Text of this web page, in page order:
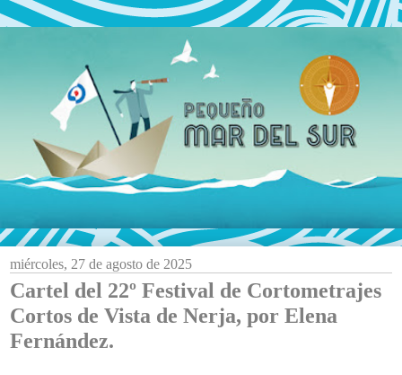
miércoles, 27 de agosto de 2025
Cartel del 22º Festival de Cortometrajes
Cortos de Vista de Nerja, por Elena
Fernández.